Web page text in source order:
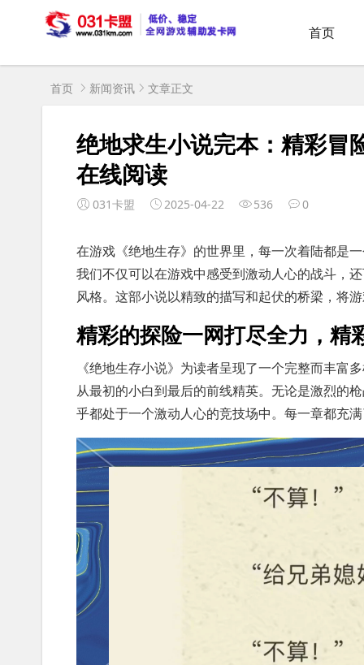
首页
首页 新闻资讯 文章正文
绝地求生小说完本：精彩冒
在线阅读
031卡盟 2025-04-22 536 0
在游戏《绝地生存》的世界里，每一次着陆都是
我们不仅可以在游戏中感受到激动人心的战斗，
风格。这部小说以精致的描写和起伏的桥梁，将
精彩的探险一网打尽全力，精
《绝地生存小说》为读者呈现了一个完整而丰富
从最初的小白到最后的前线精英。无论是激烈的
乎都处于一个激动人心的竞技场中。每一章都充